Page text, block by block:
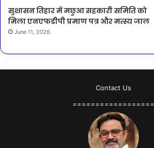
सुशासन तिहार में मछुआ सहकारी समिति को
मिला एनएफडीपी प्रमाण पत्र और मत्स्य जाल
June 11, 2026
Contact Us
==================